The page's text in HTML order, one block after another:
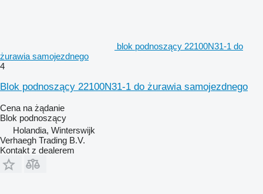
blok podnoszący 22100N31-1 do
żurawia samojezdnego
4
Blok podnoszący 22100N31-1 do żurawia samojezdnego
Cena na żądanie
Blok podnoszący
Holandia, Winterswijk
Verhaegh Trading B.V.
Kontakt z dealerem